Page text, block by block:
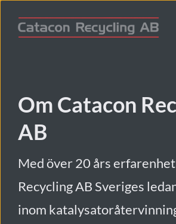
Om Catacon
AB
Med över 20 års
Recycling AB Sveriges
inom